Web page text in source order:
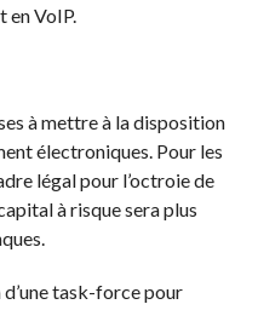
VoIP.
à mettre à la disposition
électroniques. Pour les
légal pour l’octroie de
à risque sera plus
task-force pour